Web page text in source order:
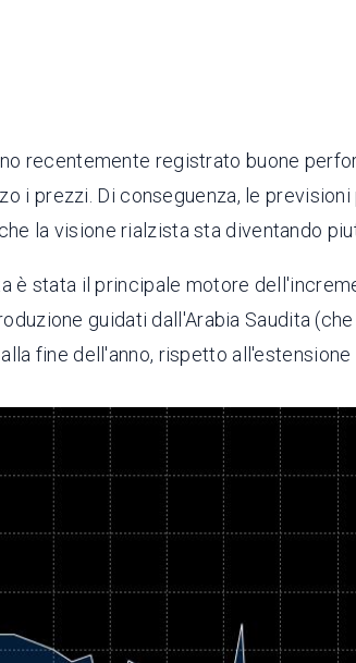
recentemente registrato buone
i prezzi. Di conseguenza, le
la visione rialzista sta diventando
è stata il principale motore
guidati dall'Arabia Saudita
fine dell'anno, rispetto